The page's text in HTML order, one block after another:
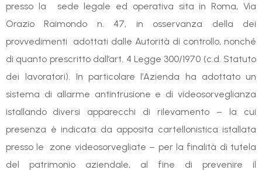
presso la sede legale ed operativa sita in Roma, Via
Orazio Raimondo n. 47, in osservanza della dei
provvedimenti adottati dalle Autorità di controllo, nonché
di quanto prescritto dall’art. 4 Legge 300/1970 (c.d. Statuto
dei lavoratori). In particolare l’Azienda ha adottato un
sistema di allarme antintrusione e di videosorveglianza
istallando diversi apparecchi di rilevamento – la cui
presenza è indicata da apposita cartellonistica istallata
presso le zone videosorvegliate – per la finalità di tutela
del patrimonio aziendale, al fine di prevenire il